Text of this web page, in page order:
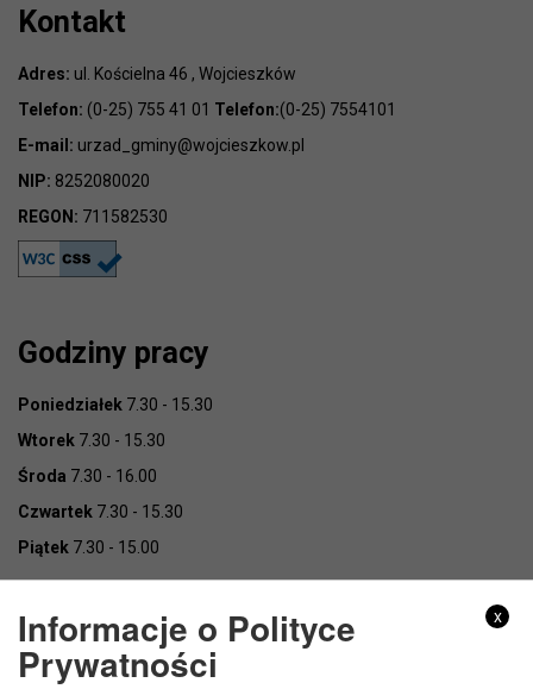
Kontakt
Adres: ul. Kościelna 46 , Wojcieszków
Telefon: (0-25) 755 41 01 Telefon:(0-25) 7554101
E-mail: urzad_gminy@wojcieszkow.pl
NIP: 8252080020
REGON: 711582530
Godziny pracy
Poniedziałek 7.30 - 15.30
Wtorek 7.30 - 15.30
Środa 7.30 - 16.00
Czwartek 7.30 - 15.30
Piątek 7.30 - 15.00
x
Informacje o Polityce
Prywatności